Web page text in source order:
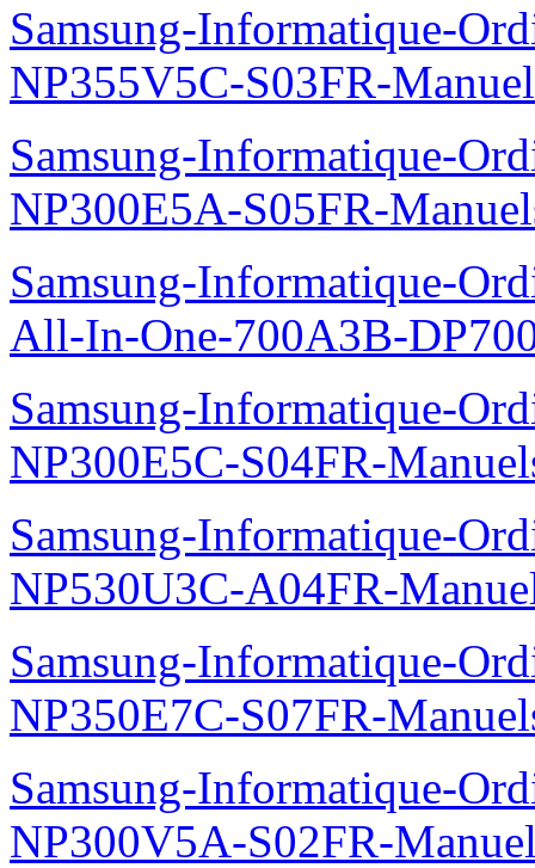
Samsung-Informatique-
NP355V5C-S03FR-
Samsung-Informatique-
NP300E5A-S05FR-
Samsung-Informatique-
All-In-One-700A3B-
Samsung-Informatique-
NP300E5C-S04FR-
Samsung-Informatique-
NP530U3C-A04FR-
Samsung-Informatique-
NP350E7C-S07FR-
Samsung-Informatique-
NP300V5A-S02FR-